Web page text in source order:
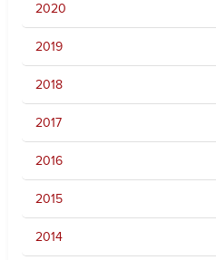
2020
2019
2018
2017
2016
2015
2014